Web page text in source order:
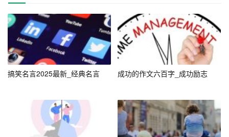
京东集团： “京东始终坚信，企业的价值在于其对社会的贡
献。2023年，我们将继续加大在物流技术、智能供应链等
方面的投入，确保商品能够快速、安全地送达每一位消费
者手中。同时，我们也将积极响应国家号召，助力乡村振
兴，促进区域协调发展。”
每一句新年贺词背后，都是企业对未来的坚定信念和对社
会责任的深刻认识。在这个充满希望的新春之际，无论是
搞笑名言2025最新_经典名言 成功的作文六百字_成功励志